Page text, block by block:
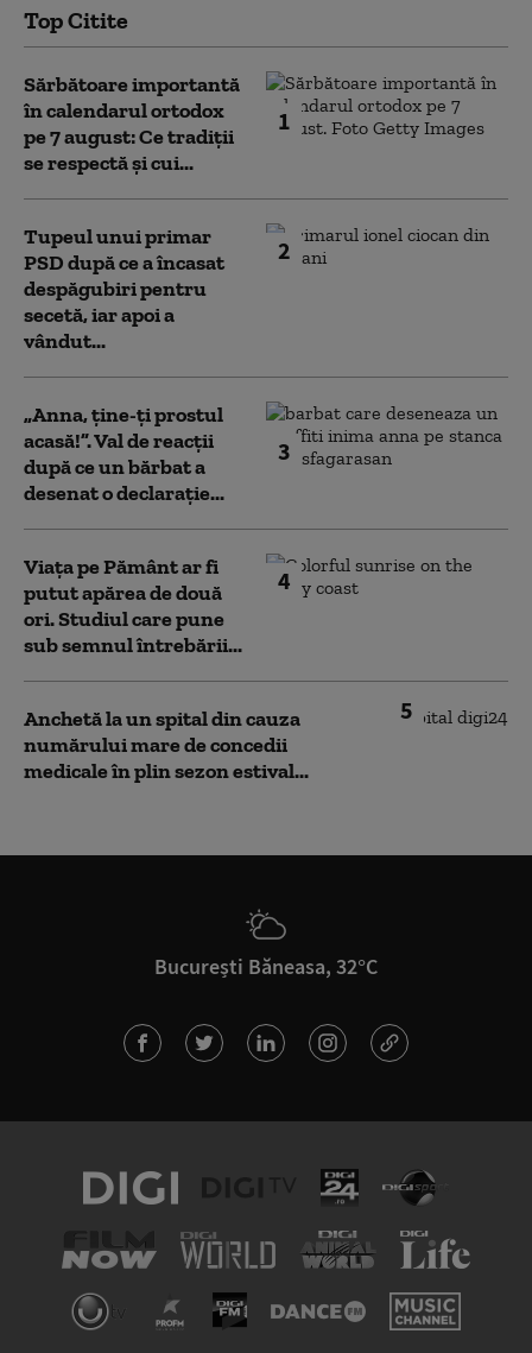
Top Citite
1
Sărbătoare importantă
în calendarul ortodox
pe 7 august: Ce tradiții
se respectă și cui...
2
Tupeul unui primar
PSD după ce a încasat
despăgubiri pentru
secetă, iar apoi a
vândut...
3
„Anna, ţine-ţi prostul
acasă!”. Val de reacții
după ce un bărbat a
desenat o declarație...
4
Viața pe Pământ ar fi
putut apărea de două
ori. Studiul care pune
sub semnul întrebării...
5
Anchetă la un spital din cauza
numărului mare de concedii
medicale în plin sezon estival...
București Băneasa, 32°C